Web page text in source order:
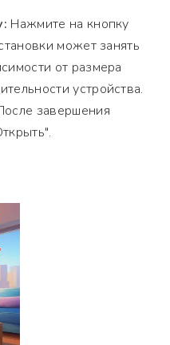
Нажмите на кнопку
может занять
от размера
устройства.
завершения